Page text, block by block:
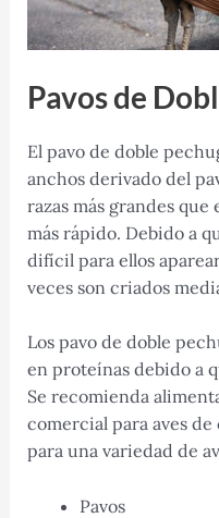
Pavos de
El pavo de doble
anchos derivado del
razas más grandes
más rápido. Debido a
difícil para ellos
veces son criados
Los pavo de doble
en proteínas debido a
Se recomienda
comercial para aves
para una variedad de
Pavos